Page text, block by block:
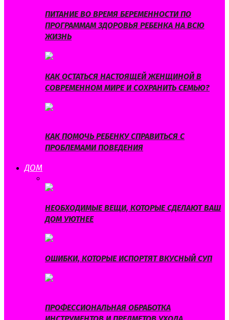
ПИТАНИЕ ВО ВРЕМЯ БЕРЕМЕННОСТИ ПО
ПРОГРАММАМ ЗДОРОВЬЯ РЕБЕНКА НА ВСЮ
ЖИЗНЬ
КАК ОСТАТЬСЯ НАСТОЯЩЕЙ ЖЕНЩИНОЙ В
СОВРЕМЕННОМ МИРЕ И СОХРАНИТЬ СЕМЬЮ?
КАК ПОМОЧЬ РЕБЕНКУ СПРАВИТЬСЯ С
ПРОБЛЕМАМИ ПОВЕДЕНИЯ
ДОМ
НЕОБХОДИМЫЕ ВЕЩИ, КОТОРЫЕ СДЕЛАЮТ ВАШ
ДОМ УЮТНЕЕ
ОШИБКИ, КОТОРЫЕ ИСПОРТЯТ ВКУСНЫЙ СУП
ПРОФЕССИОНАЛЬНАЯ ОБРАБОТКА